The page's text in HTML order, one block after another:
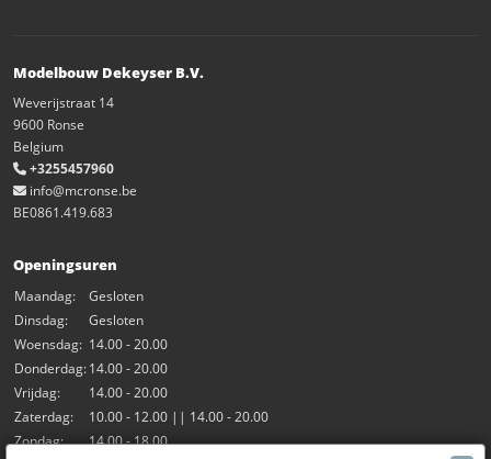
Modelbouw Dekeyser B.V.
Weverijstraat 14
9600 Ronse
Belgium
+3255457960
info@mcronse.be
BE0861.419.683
Openingsuren
Maandag:
Gesloten
Dinsdag:
Gesloten
Woensdag: 14.00 - 20.00
Donderdag:14.00 - 20.00
Vrijdag:
14.00 - 20.00
Zaterdag:
10.00 - 12.00 || 14.00 - 20.00
Zondag:
14.00 - 18.00